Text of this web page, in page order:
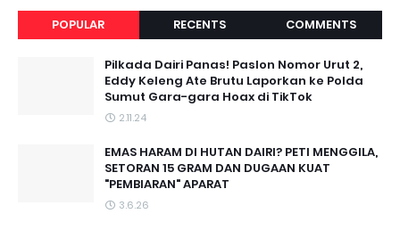
POPULAR RECENTS COMMENTS
Pilkada Dairi Panas! Paslon Nomor Urut 2,
Eddy Keleng Ate Brutu Laporkan ke Polda
Sumut Gara-gara Hoax di TikTok
2.11.24
EMAS HARAM DI HUTAN DAIRI? PETI MENGGILA,
SETORAN 15 GRAM DAN DUGAAN KUAT
"PEMBIARAN" APARAT
3.6.26